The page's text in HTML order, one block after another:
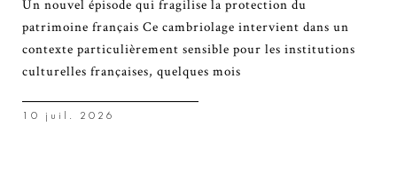
Un nouvel épisode qui fragilise la protection du
patrimoine français Ce cambriolage intervient dans un
contexte particulièrement sensible pour les institutions
culturelles françaises, quelques mois
10 juil. 2026